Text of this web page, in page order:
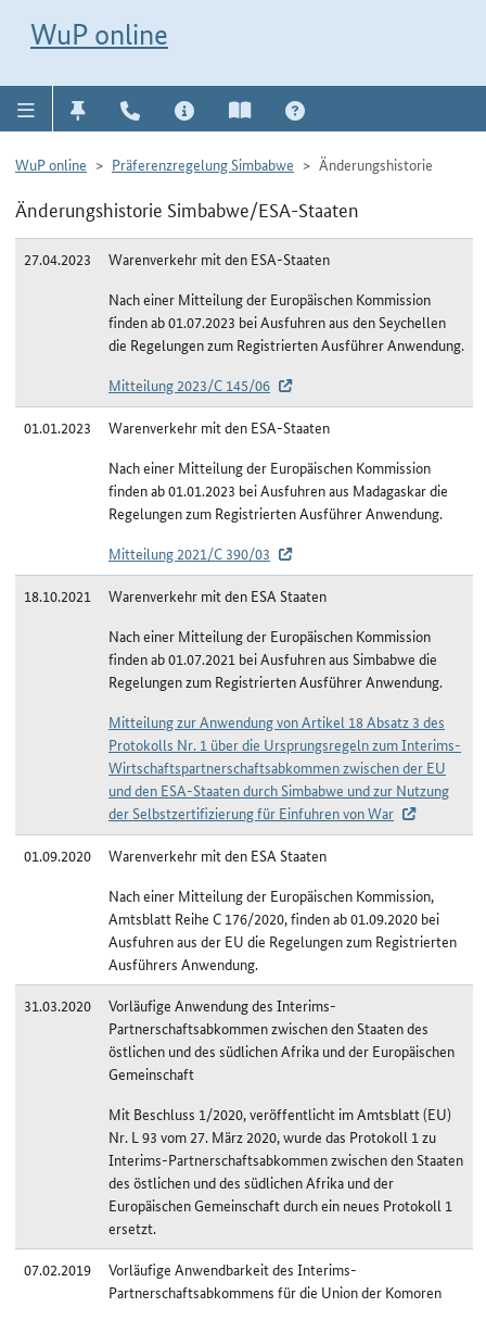
WuP online
WuP online Präferenzregelung Simbabwe Änderungshistorie
Änderungshistorie Simbabwe/ESA-Staaten
27.04.2023
Warenverkehr mit den ESA-Staaten
Nach einer Mitteilung der Europäischen Kommission
finden ab 01.07.2023 bei Ausfuhren aus den Seychellen
die Regelungen zum Registrierten Ausführer Anwendung.
Mitteilung 2023/C 145/06
01.01.2023
Warenverkehr mit den ESA-Staaten
Nach einer Mitteilung der Europäischen Kommission
finden ab 01.01.2023 bei Ausfuhren aus Madagaskar die
Regelungen zum Registrierten Ausführer Anwendung.
Mitteilung 2021/C 390/03
18.10.2021
Warenverkehr mit den ESA Staaten
Nach einer Mitteilung der Europäischen Kommission
finden ab 01.07.2021 bei Ausfuhren aus Simbabwe die
Regelungen zum Registrierten Ausführer Anwendung.
Mitteilung zur Anwendung von Artikel 18 Absatz 3 des
Protokolls Nr. 1 über die Ursprungsregeln zum Interims-
Wirtschaftspartnerschaftsabkommen zwischen der EU
und den ESA-Staaten durch Simbabwe und zur Nutzung
der Selbstzertifizierung für Einfuhren von War
01.09.2020
Warenverkehr mit den ESA Staaten
Nach einer Mitteilung der Europäischen Kommission,
Amtsblatt Reihe C 176/2020, finden ab 01.09.2020 bei
Ausfuhren aus der EU die Regelungen zum Registrierten
Ausführers Anwendung.
31.03.2020
Vorläufige Anwendung des Interims-
Partnerschaftsabkommen zwischen den Staaten des
östlichen und des südlichen Afrika und der Europäischen
Gemeinschaft
Mit Beschluss 1/2020, veröffentlicht im Amtsblatt (EU)
Nr. L 93 vom 27. März 2020, wurde das Protokoll 1 zu
Interims-Partnerschaftsabkommen zwischen den Staaten
des östlichen und des südlichen Afrika und der
Europäischen Gemeinschaft durch ein neues Protokoll 1
ersetzt.
07.02.2019
Vorläufige Anwendbarkeit des Interims-
Partnerschaftsabkommens für die Union der Komoren